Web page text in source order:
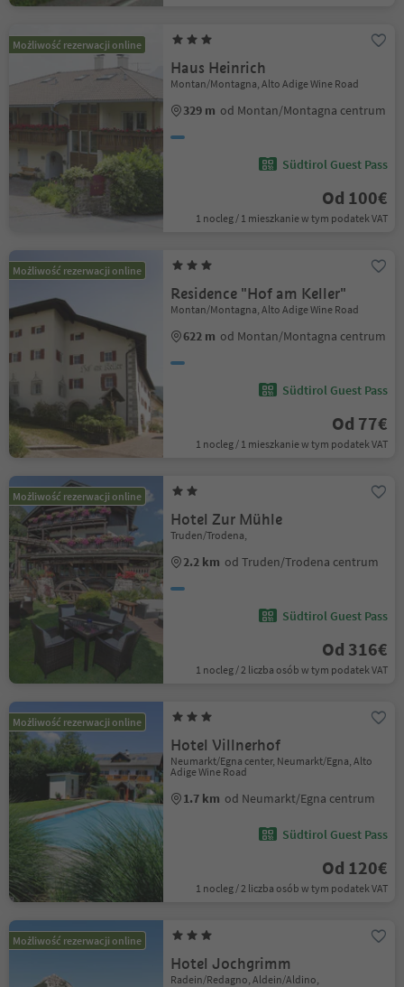
Możliwość rezerwacji online
Haus Heinrich
Montan/Montagna, Alto Adige Wine Road
329 m od Montan/Montagna centrum
Südtirol Guest Pass
Od 100€
1 nocleg / 1 mieszkanie w tym podatek VAT
Możliwość rezerwacji online
Residence "Hof am Keller"
Montan/Montagna, Alto Adige Wine Road
622 m od Montan/Montagna centrum
Südtirol Guest Pass
Od 77€
1 nocleg / 1 mieszkanie w tym podatek VAT
Możliwość rezerwacji online
Hotel Zur Mühle
Truden/Trodena,
2.2 km od Truden/Trodena centrum
Südtirol Guest Pass
Od 316€
1 nocleg / 2 liczba osób w tym podatek VAT
Możliwość rezerwacji online
Hotel Villnerhof
Neumarkt/Egna center, Neumarkt/Egna, Alto
Adige Wine Road
1.7 km od Neumarkt/Egna centrum
Südtirol Guest Pass
Od 120€
1 nocleg / 2 liczba osób w tym podatek VAT
Możliwość rezerwacji online
Hotel Jochgrimm
Radein/Redagno, Aldein/Aldino,